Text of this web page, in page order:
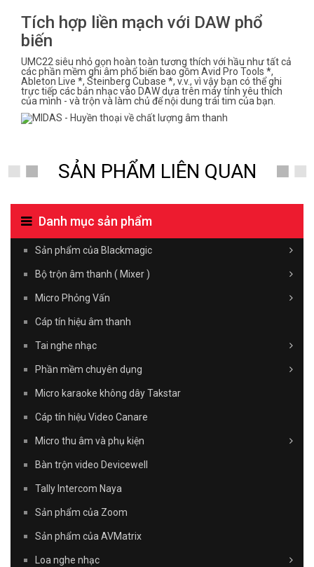
Tích hợp liền mạch với DAW phổ
biến
UMC22 siêu nhỏ gọn hoàn toàn tương thích với hầu như tất cả
các phần mềm ghi âm phổ biến bao gồm Avid Pro Tools *,
Ableton Live *, Steinberg Cubase *, v.v., vì vậy bạn có thể ghi
trực tiếp các bản nhạc vào DAW dựa trên máy tính yêu thích
của mình - và trộn và làm chủ để nội dung trái tim của bạn.
SẢN PHẨM LIÊN QUAN
Danh mục sản phẩm
Sản phẩm của Blackmagic
Bộ trộn âm thanh ( Mixer )
Micro Phỏng Vấn
Cáp tín hiệu âm thanh
Tai nghe nhạc
Phần mềm chuyên dụng
Micro karaoke không dây Takstar
Cáp tín hiệu Video Canare
Micro thu âm và phụ kiện
Bàn trộn video Devicewell
Tally Intercom Naya
Sản phẩm của Zoom
Sản phẩm của AVMatrix
Loa nghe nhạc